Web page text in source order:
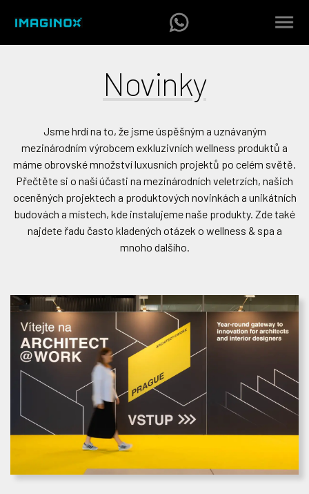
Novinky
Jsme hrdí na to, že jsme úspěšným a uznávaným
mezinárodním výrobcem exkluzivních wellness produktů a
máme obrovské množství luxusních projektů po celém světě.
Přečtěte si o naší účasti na mezinárodních veletrzích, našich
oceněných projektech a produktových novinkách a unikátních
budovách a místech, kde instalujeme naše produkty. Zde také
najdete řadu často kladených otázek o wellness & spa a
mnoho dalšího.